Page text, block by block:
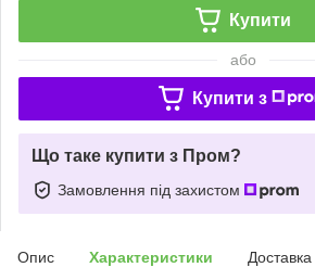
Купити
або
Купити з
Що таке купити з Пром?
Замовлення під захистом
Опис Характеристики Доставка